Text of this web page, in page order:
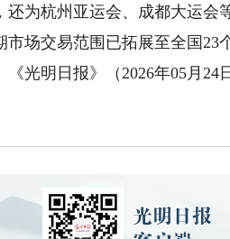
还为杭州亚运会、成都大运会
市场交易范围已拓展至全国23
明日报》（2026年05月24日